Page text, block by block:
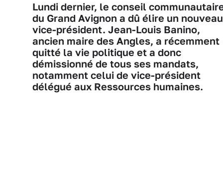
Lundi dernier, le conseil
du Grand Avignon a dû élire un nouveau
vice-président. Jean-Louis Banino,
ancien maire des Angles, a récemment
quitté la vie politique et a donc
démissionné de tous ses mandats,
notamment celui de vice-président
délégué aux Ressources humaines.